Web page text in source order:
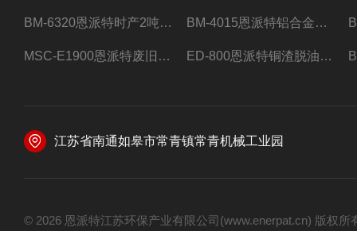
BM-6320恩派特时产2吨合金钢屑压饼机 BM-4015恩派特铝合金屑压饼机 脱油效果好
MSC-E1900恩派特废旧锂电池极片破碎处理设备 ED-800恩派特铜渣脱油机废铜屑铝屑甩油机
江苏省南通如皋市常青镇常青机械工业园
© 2026 恩派特江苏环保产业有限公司(www.enerpat.cn) 版权